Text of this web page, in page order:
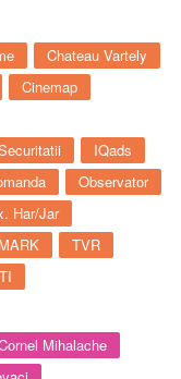
Chateau Vartely
Cinemap
IQads
Observator
Har/Jar
TVR
Mihalache